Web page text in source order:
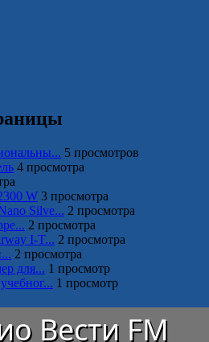
5 просмотров
4 просмотра
W 3 просмотра
Silve... 2 просмотра
2 просмотра
I-T... 2 просмотра
2 просмотра
для... 1 просмотр
1 просмотр
Вести FM